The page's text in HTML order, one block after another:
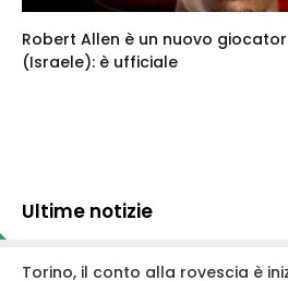
Robert Allen è un nuovo
(Israele): è ufficiale
Ultime notizie
Torino, il conto alla rovescia è